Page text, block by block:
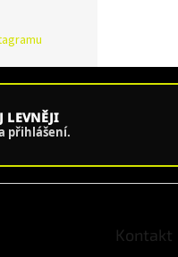
LEVNĚJI
přihlášení.
Kontakt